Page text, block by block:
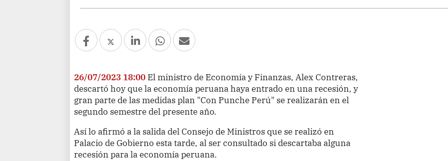
26/07/2023 18:00 El ministro de Economía y Finanzas, Alex Contreras,
descartó hoy que la economía peruana haya entrado en una recesión, y
gran parte de las medidas plan "Con Punche Perú" se realizarán en el
segundo semestre del presente año.
Así lo afirmó a la salida del Consejo de Ministros que se realizó en
Palacio de Gobierno esta tarde, al ser consultado si descartaba alguna
recesión para la economía peruana.